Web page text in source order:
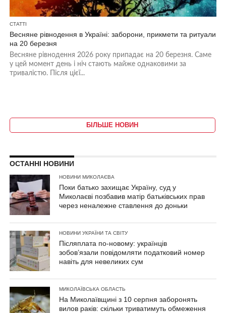
СТАТТІ
Весняне рівнодення в Україні: заборони, прикмети та ритуали
на 20 березня
Весняне рівнодення 2026 року припадає на 20 березня. Саме
у цей момент день і ніч стають майже однаковими за
тривалістю. Після цієї...
БІЛЬШЕ НОВИН
ОСТАННІ НОВИНИ
НОВИНИ МИКОЛАЄВА
Поки батько захищає Україну, суд у
Миколаєві позбавив матір батьківських прав
через неналежне ставлення до доньки
НОВИНИ УКРАЇНИ ТА СВІТУ
Післяплата по-новому: українців
зобов’язали повідомляти податковий номер
навіть для невеликих сум
МИКОЛАЇВСЬКА ОБЛАСТЬ
На Миколаївщині з 10 серпня заборонять
вилов раків: скільки триватимуть обмеження